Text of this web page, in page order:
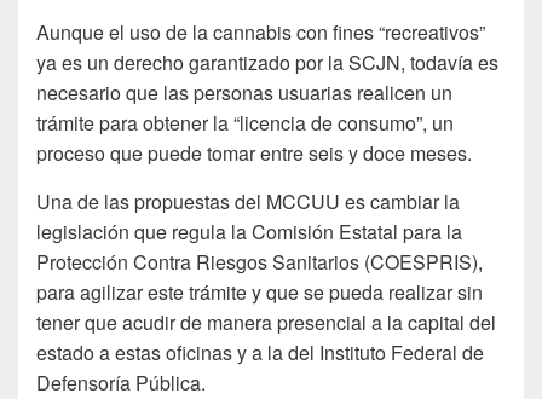
Aunque el uso de la cannabis con fines “recreativos”
ya es un derecho garantizado por la SCJN, todavía es
necesario que las personas usuarias realicen un
trámite para obtener la “licencia de consumo”, un
proceso que puede tomar entre seis y doce meses.
Una de las propuestas del MCCUU es cambiar la
legislación que regula la Comisión Estatal para la
Protección Contra Riesgos Sanitarios (COESPRIS),
para agilizar este trámite y que se pueda realizar sin
tener que acudir de manera presencial a la capital del
estado a estas oficinas y a la del Instituto Federal de
Defensoría Pública.